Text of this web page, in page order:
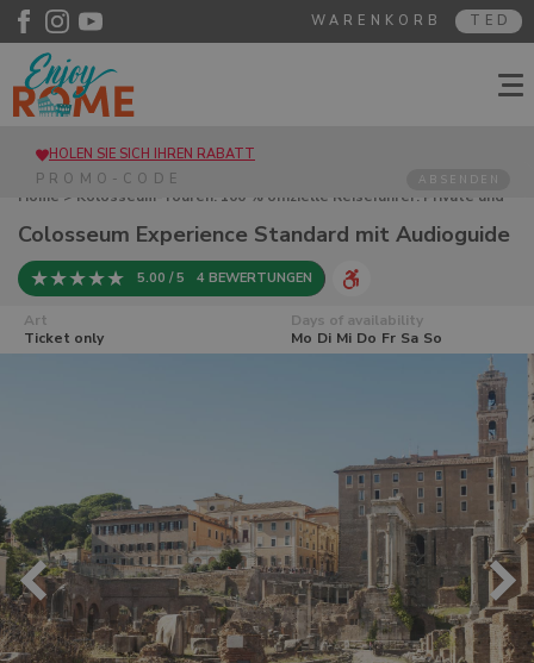
TED
WARENKORB
HOLEN SIE SICH IHREN RABATT
ABSENDEN
Home > Kolosseum-Touren. 100 % offizielle Reiseführer. Private und
Colosseum Experience Standard mit Audioguide
5.00 / 5 4 BEWERTUNGEN
Days of availability
Mo Di Mi Do Fr Sa So
Art
Ticket only